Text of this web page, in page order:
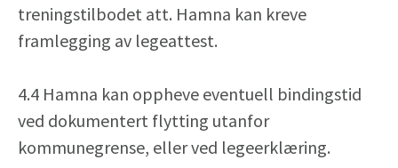
treningstilbodet att. Hamna kan kreve
framlegging av legeattest.
4.4 Hamna kan oppheve eventuell bindingstid
ved dokumentert flytting utanfor
kommunegrense, eller ved legeerklæring.